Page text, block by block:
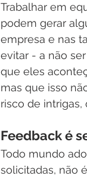
Trabalhar em
podem gerar
empresa e nas
evitar - a não
que eles
mas que isso
risco de
Feedback é
Todo mundo
solicitadas, não